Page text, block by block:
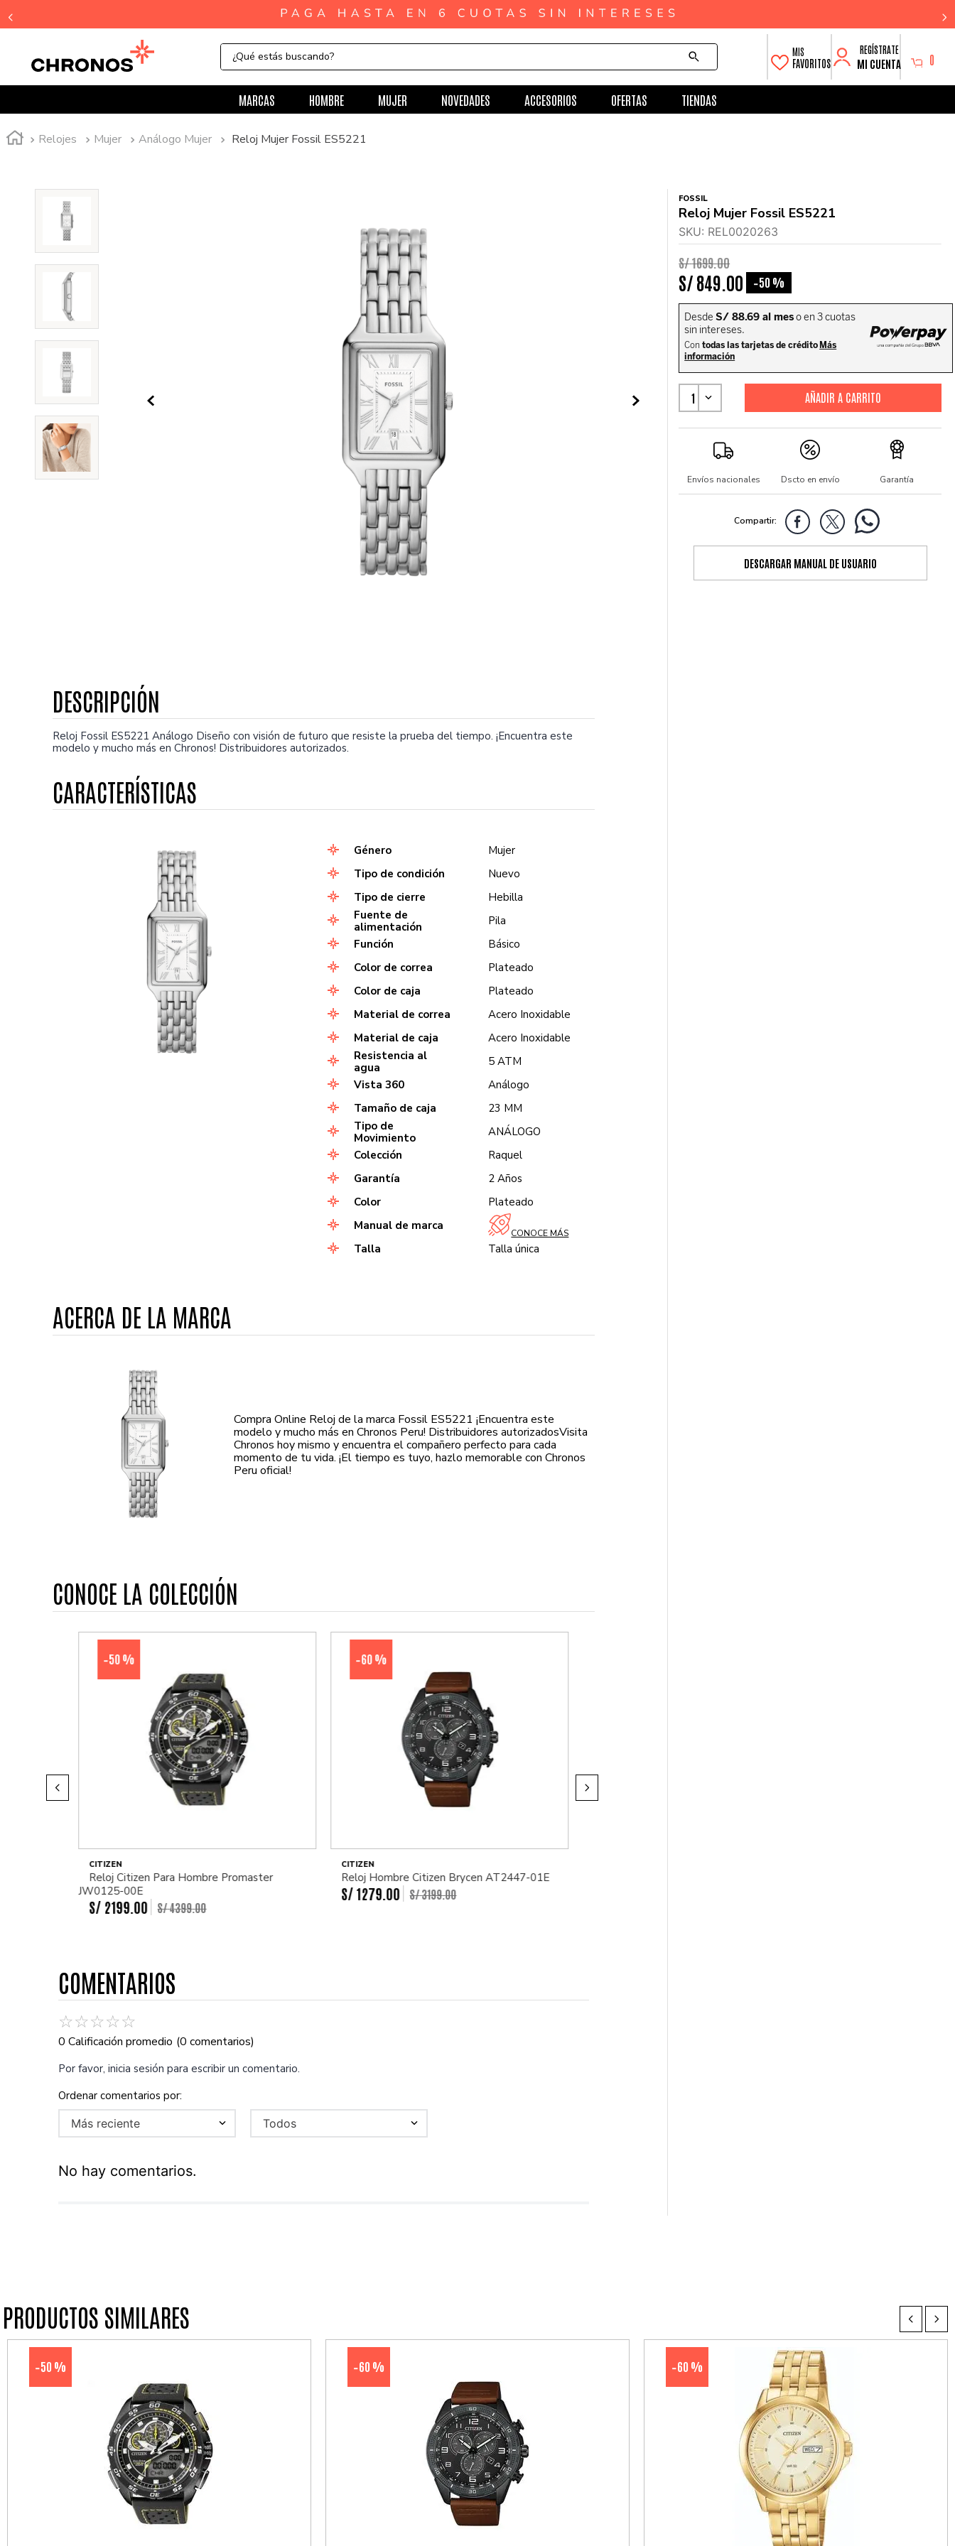
¿Qué estás buscando?
FAVORITOS MI CUENTA 0
MARCAS HOMBRE MUJER NOVEDADES ACCESORIOS OFERTAS TIENDAS
Relojes Mujer Análogo Mujer Reloj Mujer Fossil ES5221
Reloj Fossil ES5221 Análogo Diseño con visión de futuro que resiste la prueba del tiempo. ¡Encuentra este
modelo y mucho más en Chronos! Distribuidores autorizados.
Género
Mujer
Tipo de condición
Nuevo
Tipo de cierre
Hebilla
Fuente de
alimentación
Pila
Función
Básico
Color de correa
Plateado
Color de caja
Plateado
Material de correa
Acero Inoxidable
Material de caja
Acero Inoxidable
Resistencia al
agua
5 ATM
Vista 360
Análogo
Tamaño de caja
23 MM
Tipo de
Movimiento
ANÁLOGO
Colección
Raquel
Garantía
2 Años
Color
Plateado
Manual de marca
CONOCE MÁS
Talla Talla única
ACERCA DE LA MARCA
Compra Online Reloj de la marca Fossil ES5221 ¡Encuentra este
modelo y mucho más en Chronos Peru! Distribuidores autorizadosVisita
Chronos hoy mismo y encuentra el compañero perfecto para cada
momento de tu vida. ¡El tiempo es tuyo, hazlo memorable con Chronos
Peru oficial!
CONOCE LA COLECCIÓN
-50 %
CITIZEN
Reloj Citizen Para Hombre Promaster
JW0125-00E
S/ 2199.00 S/4399.00
-60 %
CITIZEN
Reloj Hombre Citizen Brycen AT2447-01E
S/1279.00 S/3199.00
COMENTARIOS
☆☆☆☆☆
0 Calificación promedio (0 comentarios)
Por favor, inicia sesión para escribir un comentario.
Más reciente Todos
No hay comentarios.
FOSSIL
Reloj Mujer Fossil ES5221
SKU: REL0020263
S/1699.00
S/849 00 -50 %
1
Envíos nacionales Dscto en envío Garantía
DESCARGAR MANUAL DE USUARIO
PRODUCTOS SIMILARES
-50 % -60 % -60 %